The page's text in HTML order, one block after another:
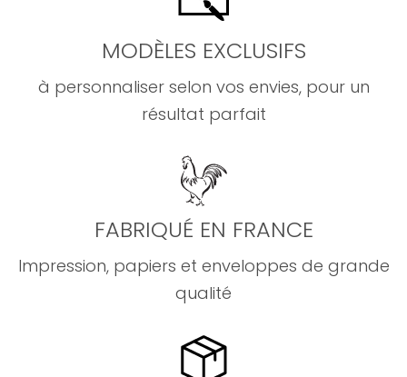
MODÈLES EXCLUSIFS
à personnaliser selon vos envies, pour un
résultat parfait
FABRIQUÉ EN FRANCE
Impression, papiers et enveloppes de grande
qualité